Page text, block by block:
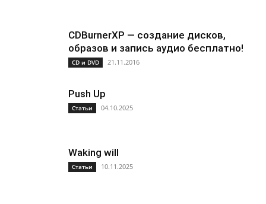
CDBurnerXP — создание дисков,
образов и запись аудио бесплатно!
CD и DVD 21.11.2016
Push Up
Статьи 04.10.2025
Waking will
Статьи 10.11.2025